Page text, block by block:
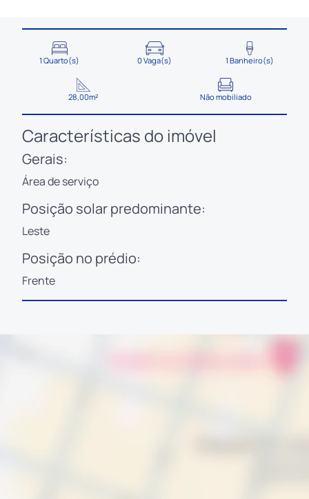
1 Quarto(s) 0 Vaga(s) 1 Banheiro(s)
28,00m² Não mobiliado
Características do imóvel
Gerais:
Área de serviço
Posição solar predominante:
Leste
Posição no prédio:
Frente